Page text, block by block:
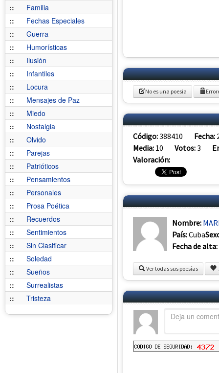
::
Familia
::
Fechas Especiales
::
Guerra
::
Humorísticas
::
Ilusión
::
Infantiles
::
Locura
::
Mensajes de Paz
::
Miedo
::
Nostalgia
::
Olvido
::
Parejas
::
Patrióticos
::
Pensamientos
::
Personales
::
Prosa Poética
::
Recuerdos
::
Sentimientos
::
Sin Clasificar
::
Soledad
::
Sueños
::
Surrealistas
::
Tristeza
No es una poesia
Código:388410 Fecha:
Media: 10 Votos:3
Valoración:
Nombre:
País:Cuba
Fecha de alta:
Ver todas sus poesías